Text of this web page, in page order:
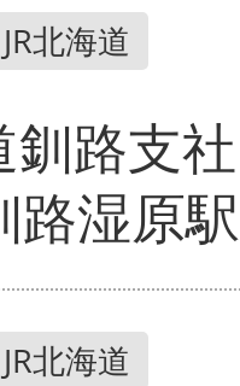
JR北海道
釧路支
路湿原
JR北海道